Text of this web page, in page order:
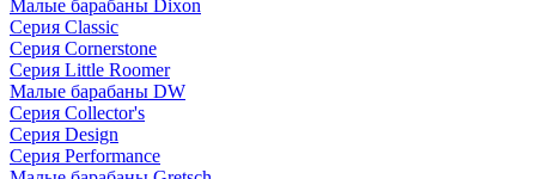
Малые барабаны Dixon
Серия Classic
Серия Cornerstone
Серия Little Roomer
Малые барабаны DW
Серия Collector's
Серия Design
Серия Performance